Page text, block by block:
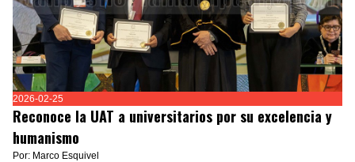
2026-02-25
Reconoce la UAT a universitarios por su excelencia y
humanismo
Por: Marco Esquivel